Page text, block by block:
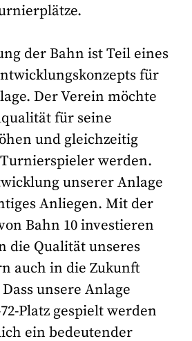
der Bahn ist Teil eines
für
Der Verein möchte
für seine
und gleichzeitig
werden.
unserer Anlage
Anliegen. Mit der
Bahn 10 investieren
die Qualität unseres
auch in die Zukunft
unsere Anlage
Platz gespielt werden
ein bedeutender